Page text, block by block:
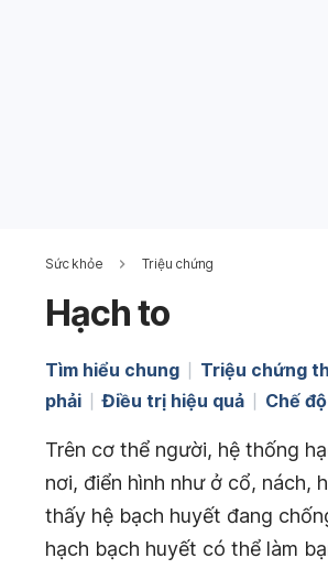
Sức khỏe Triệu chứng
Hạch to
Tìm hiểu chung Triệu chứng
phải
Điều trị hiệu quả Chế
Trên cơ thể người, hệ thống
nơi, điển hình như ở cổ, nách,
thấy hệ bạch huyết đang
hạch bạch huyết có thể làm